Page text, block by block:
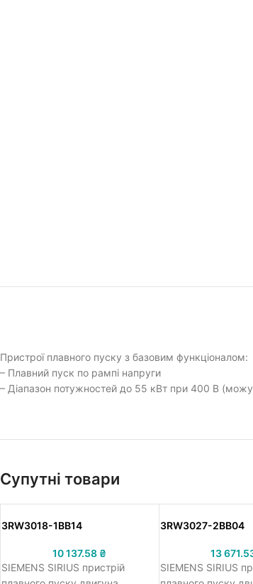
Пристрої плавного пуску з базовим функціоналом:
– Плавний пуск по рампі напруги
– Діапазон потужностей до 55 кВт при 400 В
Супутні товари
3RW3018-1BB14
10 137.58 ₴
SIEMENS SIRIUS пристрій
3RW3027-2BB04
13
SIEMENS SIRIUS